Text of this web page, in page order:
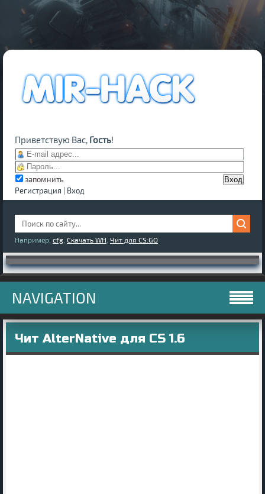
Например: cfg Скачать WH Чит для CS:GO
Приветствую Вас, Гость!
запомнить
Регистрация
Вход
NAVIGATION
Чит AlterNative для CS 1.6